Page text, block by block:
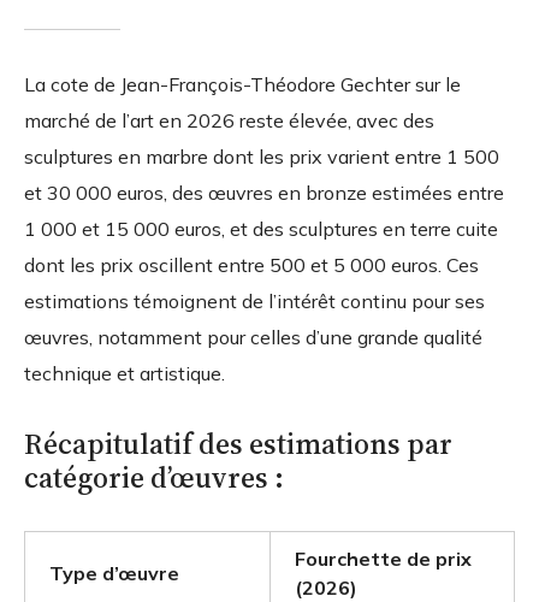
La cote de Jean-François-Théodore Gechter sur le
marché de l’art en 2026 reste élevée, avec des
sculptures en marbre dont les prix varient entre 1 500
et 30 000 euros, des œuvres en bronze estimées entre
1 000 et 15 000 euros, et des sculptures en terre cuite
dont les prix oscillent entre 500 et 5 000 euros. Ces
estimations témoignent de l’intérêt continu pour ses
œuvres, notamment pour celles d’une grande qualité
technique et artistique.
Récapitulatif des estimations par
catégorie d’œuvres :
Type d’œuvre
Fourchette de prix
(2026)